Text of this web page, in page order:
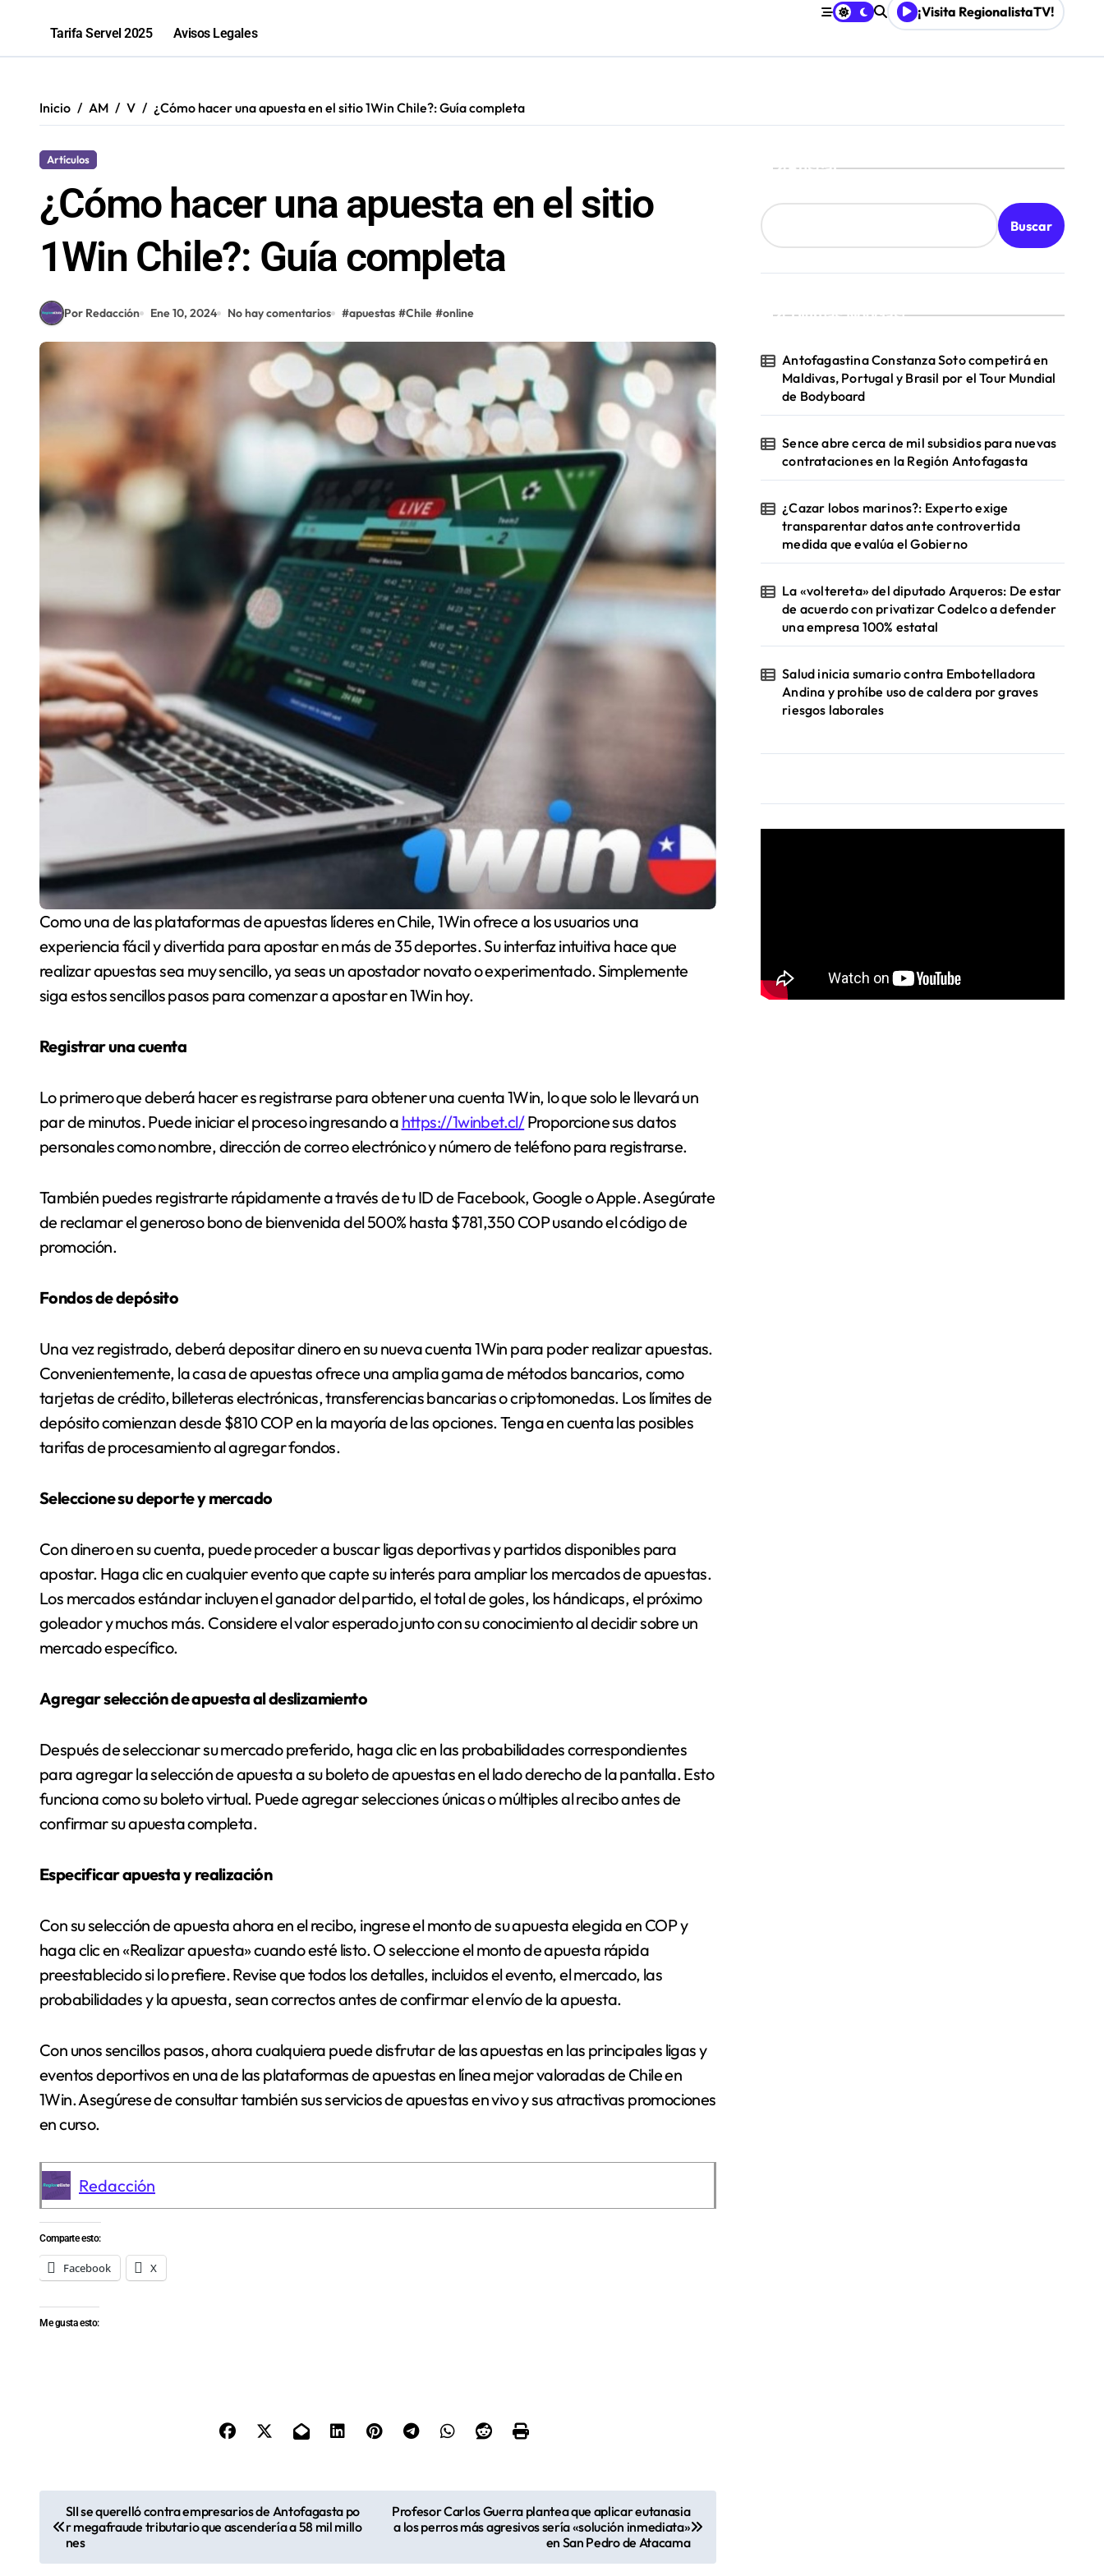
Tarifa Servel 2025 Avisos Legales
¡Visita RegionalistaTV!
Inicio AM V ¿Cómo hacer una apuesta en el sitio 1Win Chile?: Guía completa
Artículos
¿Cómo hacer una apuesta en el sitio
1Win Chile?: Guía completa
Por Redacción Ene 10, 2024 No hay comentarios #apuestas #Chile #online
Como una de las plataformas de apuestas líderes en Chile, 1Win ofrece a los usuarios una
experiencia fácil y divertida para apostar en más de 35 deportes. Su interfaz intuitiva hace que
realizar apuestas sea muy sencillo, ya seas un apostador novato o experimentado. Simplemente
siga estos sencillos pasos para comenzar a apostar en 1Win hoy.
Registrar una cuenta
Lo primero que deberá hacer es registrarse para obtener una cuenta 1Win, lo que solo le llevará un
par de minutos. Puede iniciar el proceso ingresando a https://1winbet.cl/Proporcione sus datos
personales como nombre, dirección de correo electrónico y número de teléfono para registrarse.
También puedes registrarte rápidamente a través de tu ID de Facebook, Google o Apple. Asegúrate
de reclamar el generoso bono de bienvenida del 500% hasta $781,350 COP usando el código de
promoción.
Fondos de depósito
Una vez registrado, deberá depositar dinero en su nueva cuenta 1Win para poder realizar apuestas.
Convenientemente, la casa de apuestas ofrece una amplia gama de métodos bancarios, como
tarjetas de crédito, billeteras electrónicas, transferencias bancarias o criptomonedas. Los límites de
depósito comienzan desde $810 COP en la mayoría de las opciones. Tenga en cuenta las posibles
tarifas de procesamiento al agregar fondos.
Seleccione su deporte y mercado
Con dinero en su cuenta, puede proceder a buscar ligas deportivas y partidos disponibles para
apostar. Haga clic en cualquier evento que capte su interés para ampliar los mercados de apuestas.
Los mercados estándar incluyen el ganador del partido, el total de goles, los hándicaps, el próximo
goleador y muchos más. Considere el valor esperado junto con su conocimiento al decidir sobre un
mercado específico.
Agregar selección de apuesta al deslizamiento
Después de seleccionar su mercado preferido, haga clic en las probabilidades correspondientes
para agregar la selección de apuesta a su boleto de apuestas en el lado derecho de la pantalla. Esto
funciona como su boleto virtual. Puede agregar selecciones únicas o múltiples al recibo antes de
confirmar su apuesta completa.
Especificar apuesta y realización
Con su selección de apuesta ahora en el recibo, ingrese el monto de su apuesta elegida en COP y
haga clic en «Realizar apuesta» cuando esté listo. O seleccione el monto de apuesta rápida
preestablecido si lo prefiere. Revise que todos los detalles, incluidos el evento, el mercado, las
probabilidades y la apuesta, sean correctos antes de confirmar el envío de la apuesta.
Con unos sencillos pasos, ahora cualquiera puede disfrutar de las apuestas en las principales ligas y
eventos deportivos en una de las plataformas de apuestas en línea mejor valoradas de Chile en
1Win. Asegúrese de consultar también sus servicios de apuestas en vivo y sus atractivas promociones
en curso.
Redacción
Comparte esto:
Facebook X
Me gusta esto:
SII se querelló contra empresarios de Antofagasta po
r megafraude tributario que ascendería a 58 mil millo
nes
Profesor Carlos Guerra plantea que aplicar eutanasia
a los perros más agresivos sería «solución inmediata»
en San Pedro de Atacama
Buscar
Buscar
¡Ultimas Noticias!
Antofagastina Constanza Soto competirá en
Maldivas, Portugal y Brasil por el Tour Mundial
de Bodyboard
Sence abre cerca de mil subsidios para nuevas
contrataciones en la Región Antofagasta
¿Cazar lobos marinos?: Experto exige
transparentar datos ante controvertida
medida que evalúa el Gobierno
La «voltereta» del diputado Arqueros: De estar
de acuerdo con privatizar Codelco a defender
una empresa 100% estatal
Salud inicia sumario contra Embotelladora
Andina y prohíbe uso de caldera por graves
riesgos laborales